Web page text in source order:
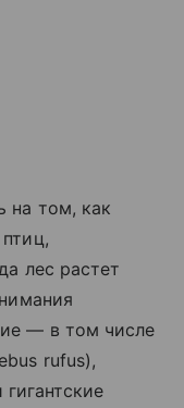
на том, как
лес растет
— в том числе
rufus),